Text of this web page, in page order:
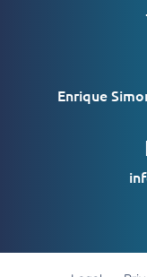
Enrique